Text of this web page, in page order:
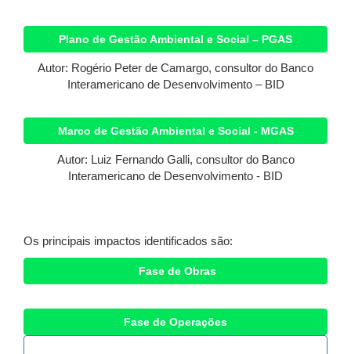
Plano de Gestão Ambiental e Social – PGAS
Autor: Rogério Peter de Camargo, consultor do Banco
Interamericano de Desenvolvimento – BID
Marco de Gestão Ambiental e Social - MGAS
Autor: Luiz Fernando Galli, consultor do Banco
Interamericano de Desenvolvimento - BID
Os principais impactos identificados são:
Fase de Obras
Fase de Operações